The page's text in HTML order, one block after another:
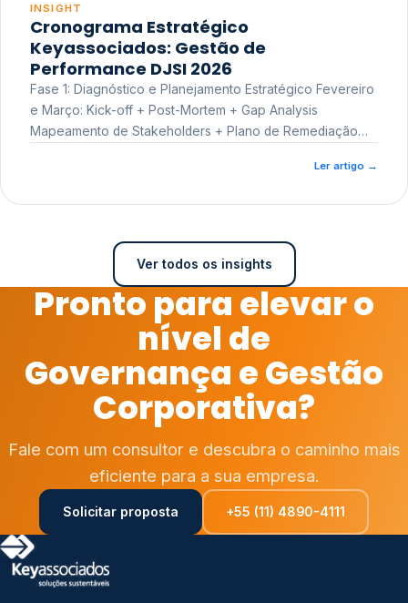
INSIGHT
Cronograma Estratégico
Keyassociados: Gestão de
Performance DJSI 2026
Fase 1: Diagnóstico e Planejamento Estratégico Fevereiro
e Março: Kick-off + Post-Mortem + Gap Analysis
Mapeamento de Stakeholders + Plano de Remediação
Ler artigo →
Ver todos os insights
Pronto para elevar o
nível de
Governança e Gestão
Corporativa?
Fale com um consultor e descubra o caminho mais
eficiente para a sua empresa.
Solicitar proposta +55 (11) 4890-4111